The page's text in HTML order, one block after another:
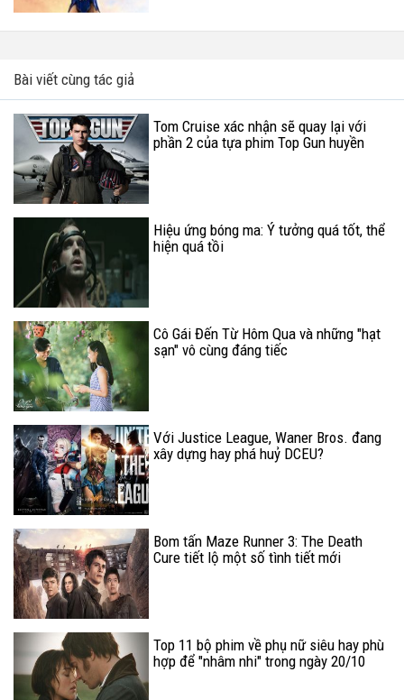
Bài viết cùng tác giả
Tom Cruise xác nhận sẽ quay lại với
phần 2 của tựa phim Top Gun huyền
Hiệu ứng bóng ma: Ý tưởng quá tốt, thể
hiện quá tồi
Cô Gái Đến Từ Hôm Qua và những "hạt
sạn" vô cùng đáng tiếc
Với Justice League, Waner Bros. đang
xây dựng hay phá huỷ DCEU?
Bom tấn Maze Runner 3: The Death
Cure tiết lộ một số tình tiết mới
Top 11 bộ phim về phụ nữ siêu hay phù
hợp để "nhâm nhi" trong ngày 20/10